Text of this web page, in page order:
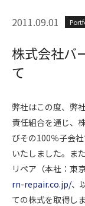
2011.09.01
株式会社バ
て
弊社はこの度、弊
責任組合を通じ、
びその100％子会
いたしました。ま
リペア（本社：東
rn-repair.co.jp/、
ての株式を取得し